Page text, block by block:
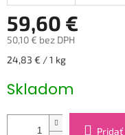
59,60 €
50,10 € bez DPH
Jednotková
24,83 € / 1 kg
Skladom
Pridať